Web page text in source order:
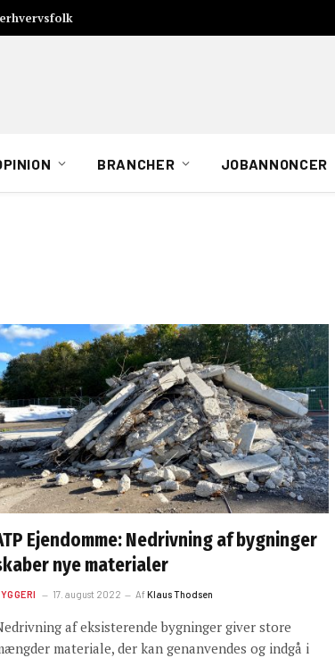
BRANCHER JOBANNONCER
Ejendomme: Nedrivning af bygninger
nye materialer
17. august 2022 AfKlaus Thodsen
af eksisterende bygninger giver store
materiale, der kan genanvendes og indgå i